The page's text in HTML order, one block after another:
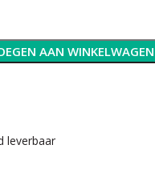
AAN WINKELWAGEN
leverbaar